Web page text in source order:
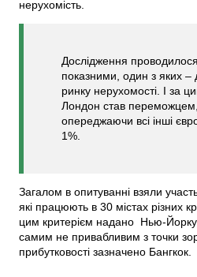
нерухомість.
Дослідження
показними, один з яких –
ринку нерухомості. І за
Лондон став
опереджаючи всі інші
1%.
Загалом в опитуванні взяли
які працюють в 30 містах різних
цим критерієм надано Нью-
самим не привабливим з точки
прибутковості зазначено Бангкок.